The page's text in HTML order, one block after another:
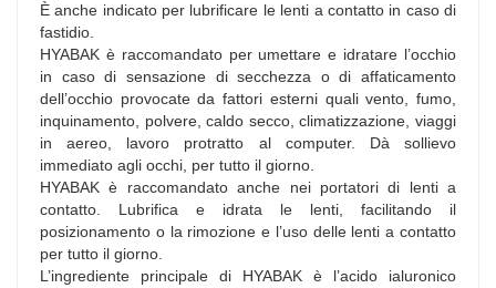
È anche indicato per lubrificare le lenti a contatto in caso di
fastidio.
HYABAK è raccomandato per umettare e idratare l’occhio
in caso di sensazione di secchezza o di affaticamento
dell’occhio provocate da fattori esterni quali vento, fumo,
inquinamento, polvere, caldo secco, climatizzazione, viaggi
in aereo, lavoro protratto al computer. Dà sollievo
immediato agli occhi, per tutto il giorno.
HYABAK è raccomandato anche nei portatori di lenti a
contatto. Lubrifica e idrata le lenti, facilitando il
posizionamento o la rimozione e l’uso delle lenti a contatto
per tutto il giorno.
L’ingrediente principale di HYABAK è l’acido ialuronico